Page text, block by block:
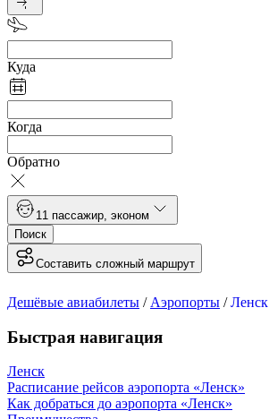
Куда
Когда
Обратно
1 1 пассажир эконом
Поиск
Составить сложный маршрут
Дешёвые авиабилеты / Аэропорты /Ленск
Быстрая навигация
Ленск
Расписание рейсов аэропорта «Ленск»
Как добраться до аэропорта «Ленск»